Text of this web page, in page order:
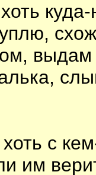
с
им